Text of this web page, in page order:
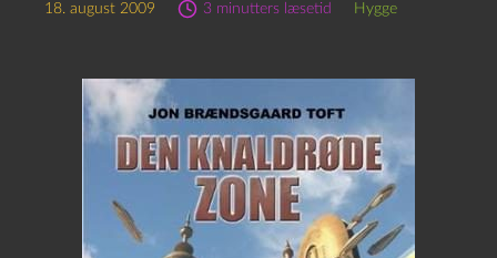
18. august 2009 3 minutters læsetid Hygge